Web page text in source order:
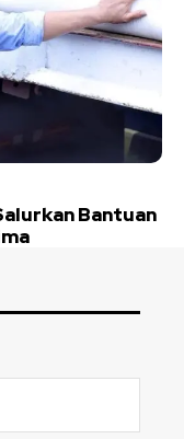
Bantuan